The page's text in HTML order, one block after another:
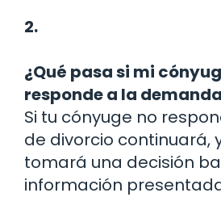
2.
¿Qué pasa si mi
responde a la
Si tu cónyuge no
de divorcio continuará,
tomará una decisión
información